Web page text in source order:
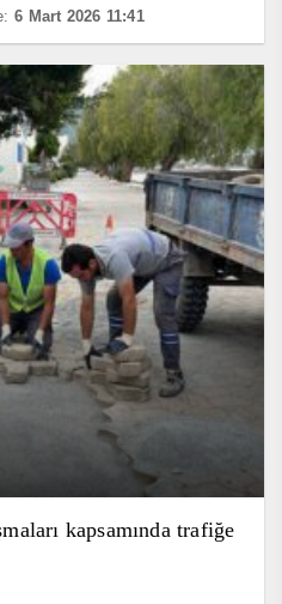
6 Mart 2026 11:41
kapsamında trafiğe